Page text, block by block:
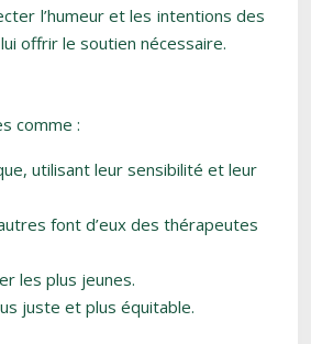
l’humeur et les intentions des
offrir le soutien nécessaire.
comme :
utilisant leur sensibilité et leur
font d’eux des thérapeutes
les plus jeunes.
juste et plus équitable.